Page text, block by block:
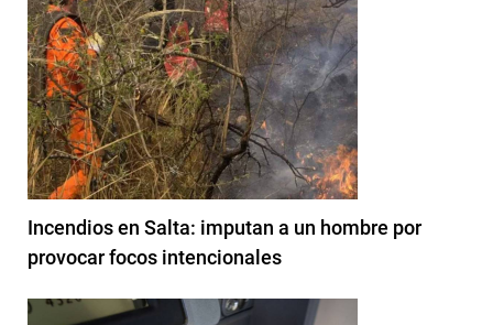
Incendios en Salta: imputan a un hombre por
provocar focos intencionales